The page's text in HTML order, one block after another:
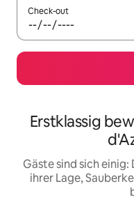
Check-out
Erstklassig
Gäste sind sich
ihrer Lage,